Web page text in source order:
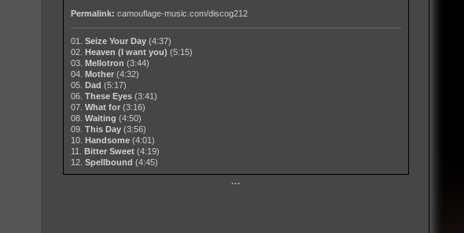
Permalink: camouflage-music.com/discog212
01. Seize Your Day (4:37)
02.
Heaven (I want you) (5:15)
03.
Mellotron (3:44)
04.
Mother (4:32)
05.
Dad (5:17)
06. These Eyes (3:41)
07. What for (3:16)
08. Waiting (4:50)
09. This Day (3:56)
10.
Handsome (4:01)
11.
Bitter Sweet (4:19)
12. Spellbound (4:45)
···